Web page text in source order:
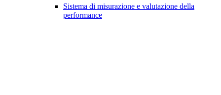
Sistema di misurazione e valutazione della
performance